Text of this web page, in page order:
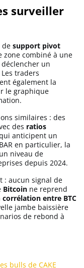
surveiller
de support pivot
zone combiné à une
un
traders
également la
le graphique
similaires : des
des ratios
anticipent un
en particulier, la
niveau de
depuis 2024.
: aucun signal de
Bitcoin ne reprend
corrélation entre BTC
jambe baissière
de rebond à
bulls de CAKE